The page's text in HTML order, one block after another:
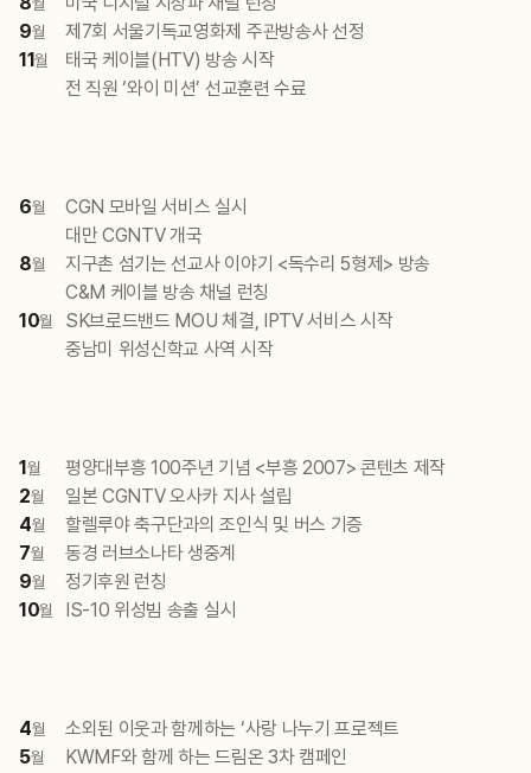
9월
제7회 서울기독교영화제 주관방송사 선정
11월
태국 케이블(HTV) 방송 시작
전 직원 ‘와이 미션’ 선교훈련 수료
6월
CGN 모바일 서비스 실시
대만 CGNTV 개국
8월
지구촌 섬기는 선교사 이야기 <독수리 5형제> 방송
C&M 케이블 방송 채널 런칭
10월
SK브로드밴드 MOU 체결, IPTV 서비스 시작
중남미 위성신학교 사역 시작
1월
평양대부흥 100주년 기념 <부흥 2007> 콘텐츠 제작
2월
일본 CGNTV 오사카 지사 설립
4월
할렐루야 축구단과의 조인식 및 버스 기증
7월
동경 러브소나타 생중계
9월
정기후원 런칭
10월 IS-10 위성빔 송출 실시
4월
소외된 이웃과 함께하는 ‘사랑 나누기 프로젝트
5월
KWMF와 함께 하는 드림온 3차 캠페인